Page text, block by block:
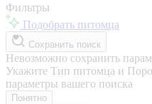
Фильтры
Подобрать питомца
Сохранить поиск
Невозможно сохранить
Укажите Тип питомца и
параметры вашего поиска
Понятно